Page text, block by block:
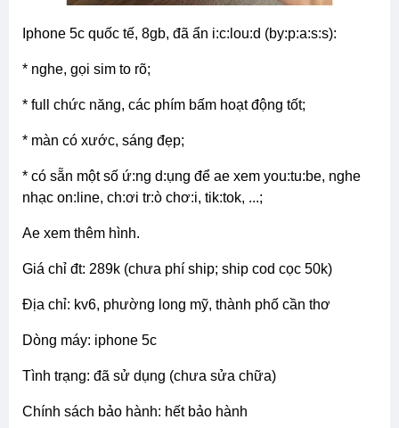
iphone 5c quốc tế, 8gb, đã ẩn i:c:lou:d (by:p:a:s:s):
* nghe, gọi sim to rõ;
* full chức năng, các phím bấm hoạt động tốt;
* màn có xước, sáng đẹp;
* có sẵn một số ứ:ng d:ụng để ae xem you:tu:be, nghe
nhạc on:line, ch:ơi tr:ò chơ:i, tik:tok, ...;
ae xem thêm hình.
giá chỉ đt: 289k (chưa phí ship; ship cod cọc 50k)
địa chỉ: kv6, phường long mỹ, thành phố cần thơ
dòng máy: iphone 5c
tình trạng: đã sử dụng (chưa sửa chữa)
chính sách bảo hành: hết bảo hành